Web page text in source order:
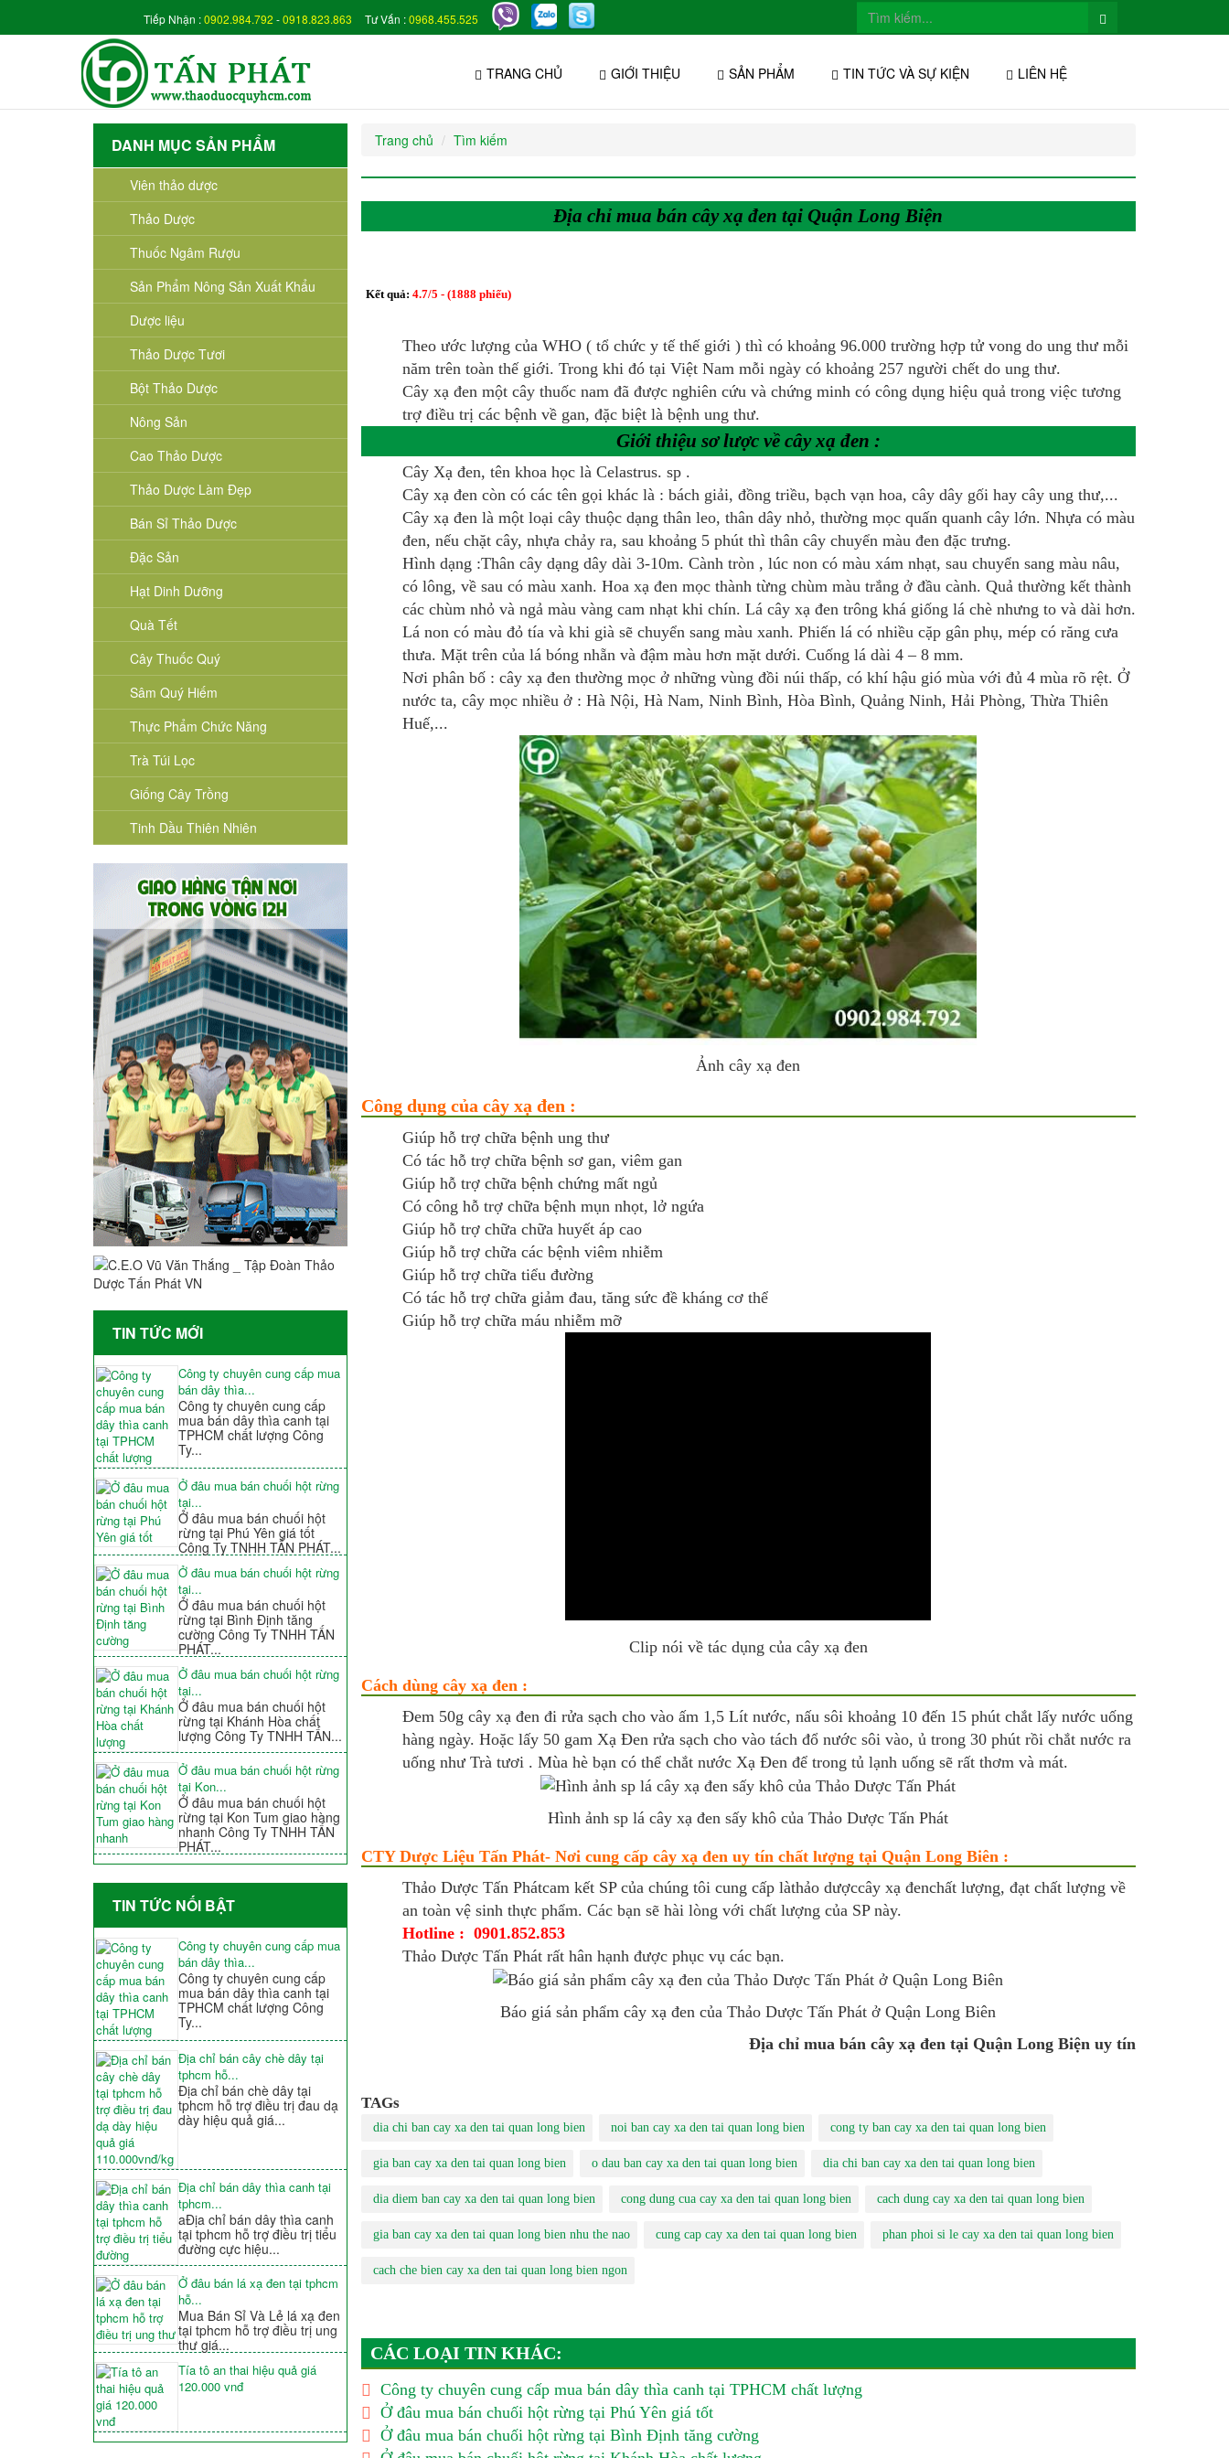
Tiếp Nhận :0902.984.792 -0918.823.863 Tư Vấn :0968.455.525
TRANG CHỦ GIỚI THIỆU SẢN PHẨM TIN TỨC VÀ SỰ KIỆN LIÊN HỆ
DANH MỤC SẢN PHẨM
Viên thảo dược
Thảo Dược
Thuốc Ngâm Rượu
Sản Phẩm Nông Sản Xuất Khẩu
Dược liệu
Thảo Dược Tươi
Bột Thảo Dược
Nông Sản
Cao Thảo Dược
Thảo Dược Làm Đẹp
Bán Sỉ Thảo Dược
Đặc Sản
Hạt Dinh Dưỡng
Quà Tết
Cây Thuốc Quý
Sâm Quý Hiếm
Thực Phẩm Chức Năng
Trà Túi Lọc
Giống Cây Trồng
Tinh Dầu Thiên Nhiên
TIN TỨC MỚI
Công ty chuyên cung cấp mua
bán dây thìa...
Công ty chuyên cung cấp
mua bán dây thìa canh tại
TPHCM chất lượng Công
Ty...
Ở đâu mua bán chuối hột rừng
tại...
Ở đâu mua bán chuối hột
rừng tại Phú Yên giá tốt
Công Ty TNHH TẤN PHÁT...
Ở đâu mua bán chuối hột rừng
tại...
Ở đâu mua bán chuối hột
rừng tại Bình Định tăng
cường Công Ty TNHH TẤN
PHÁT...
Ở đâu mua bán chuối hột rừng
tại...
Ở đâu mua bán chuối hột
rừng tại Khánh Hòa chất
lượng Công Ty TNHH TẤN...
Ở đâu mua bán chuối hột rừng
tại Kon...
Ở đâu mua bán chuối hột
rừng tại Kon Tum giao hàng
nhanh Công Ty TNHH TẤN
PHÁT...
TIN TỨC NỐI BẬT
Công ty chuyên cung cấp mua
bán dây thìa...
Công ty chuyên cung cấp
mua bán dây thìa canh tại
TPHCM chất lượng Công
Ty...
Địa chỉ bán cây chè dây tại
tphcm hỗ...
Địa chỉ bán chè dây tại
tphcm hỗ trợ điều trị đau dạ
dày hiệu quả giá...
Địa chỉ bán dây thìa canh tại
tphcm...
aĐịa chỉ bán dây thìa canh
tại tphcm hỗ trợ điều trị tiểu
đường cực hiệu...
Ở đâu bán lá xạ đen tại tphcm
hỗ...
Mua Bán Sỉ Và Lẻ lá xạ đen
tại tphcm hỗ trợ điều trị ung
thư giá...
Tía tô an thai hiệu quả giá
120.000 vnđ
Trang chủ Tìm kiếm
Địa chỉ mua bán cây xạ đen tại Quận Long Biện
Kết quả: 4.7/5 - (1888 phiếu)
Theo ước lượng của WHO ( tổ chức y tế thế giới ) thì có khoảng 96.000 trường hợp tử vong do ung thư mỗi
năm trên toàn thế giới. Trong khi đó tại Việt Nam mỗi ngày có khoảng 257 người chết do ung thư.
Cây xạ đen một cây thuốc nam đã được nghiên cứu và chứng minh có công dụng hiệu quả trong việc tương
trợ điều trị các bệnh về gan, đặc biệt là bệnh ung thư.
Giới thiệu sơ lược về cây xạ đen :
Cây Xạ đen, tên khoa học là Celastrus. sp .
Cây xạ đen còn có các tên gọi khác là : bách giải, đồng triều, bạch vạn hoa, cây dây gối hay cây ung thư,...
Cây xạ đen là một loại cây thuộc dạng thân leo, thân dây nhỏ, thường mọc quấn quanh cây lớn. Nhựa có màu
đen, nếu chặt cây, nhựa chảy ra, sau khoảng 5 phút thì thân cây chuyển màu đen đặc trưng.
Hình dạng :Thân cây dạng dây dài 3-10m. Cành tròn , lúc non có màu xám nhạt, sau chuyển sang màu nâu,
có lông, về sau có màu xanh. Hoa xạ đen mọc thành từng chùm màu trắng ở đầu cành. Quả thường kết thành
các chùm nhỏ và ngả màu vàng cam nhạt khi chín. Lá cây xạ đen trông khá giống lá chè nhưng to và dài hơn.
Lá non có màu đỏ tía và khi già sẽ chuyển sang màu xanh. Phiến lá có nhiều cặp gân phụ, mép có răng cưa
thưa. Mặt trên của lá bóng nhẵn và đậm màu hơn mặt dưới. Cuống lá dài 4 – 8 mm.
Nơi phân bố : cây xạ đen thường mọc ở những vùng đồi núi thấp, có khí hậu gió mùa với đủ 4 mùa rõ rệt. Ở
nước ta, cây mọc nhiều ở : Hà Nội, Hà Nam, Ninh Bình, Hòa Bình, Quảng Ninh, Hải Phòng, Thừa Thiên
Huế,...
Ảnh cây xạ đen
Công dụng của cây xạ đen :
Giúp hỗ trợ chữa bệnh ung thư
Có tác hỗ trợ chữa bệnh sơ gan, viêm gan
Giúp hỗ trợ chữa bệnh chứng mất ngủ
Có công hỗ trợ chữa bệnh mụn nhọt, lở ngứa
Giúp hỗ trợ chữa chữa huyết áp cao
Giúp hỗ trợ chữa các bệnh viêm nhiễm
Giúp hỗ trợ chữa tiểu đường
Có tác hỗ trợ chữa giảm đau, tăng sức đề kháng cơ thể
Giúp hỗ trợ chữa máu nhiễm mỡ
Clip nói về tác dụng của cây xạ đen
Cách dùng cây xạ đen :
Đem 50g cây xạ đen đi rửa sạch cho vào ấm 1,5 Lít nước, nấu sôi khoảng 10 đến 15 phút chắt lấy nước uống
hàng ngày. Hoặc lấy 50 gam Xạ Đen rửa sạch cho vào tách đổ nước sôi vào, ủ trong 30 phút rồi chắt nước ra
uống như Trà tươi . Mùa hè bạn có thể chắt nước Xạ Đen để trong tủ lạnh uống sẽ rất thơm và mát.
Hình ảnh sp lá cây xạ đen sấy khô của Thảo Dược Tấn Phát
CTY Dược Liệu Tấn Phát- Nơi cung cấp cây xạ đen uy tín chất lượng tại Quận Long Biên :
Thảo Dược Tấn Phátcam kết SP của chúng tôi cung cấp làthảo dượccây xạ đenchất lượng, đạt chất lượng về
an toàn vệ sinh thực phẩm. Các bạn sẽ hài lòng với chất lượng của SP này.
Hotline : 0901.852.853
Thảo Dược Tấn Phát rất hân hạnh được phục vụ các bạn.
Báo giá sản phẩm cây xạ đen của Thảo Dược Tấn Phát ở Quận Long Biên
Địa chỉ mua bán cây xạ đen tại Quận Long Biện uy tín
TAGs
dia chi ban cay xa den tai quan long bien noi ban cay xa den tai quan long bien cong ty ban cay xa den tai quan long bien
gia ban cay xa den tai quan long bien o dau ban cay xa den tai quan long bien dia chi ban cay xa den tai quan long bien
dia diem ban cay xa den tai quan long bien cong dung cua cay xa den tai quan long bien cach dung cay xa den tai quan long bien
gia ban cay xa den tai quan long bien nhu the nao cung cap cay xa den tai quan long bien phan phoi si le cay xa den tai quan long bien
cach che bien cay xa den tai quan long bien ngon
CÁC LOẠI TIN KHÁC:
Công ty chuyên cung cấp mua bán dây thìa canh tại TPHCM chất lượng
Ở đâu mua bán chuối hột rừng tại Phú Yên giá tốt
Ở đâu mua bán chuối hột rừng tại Bình Định tăng cường